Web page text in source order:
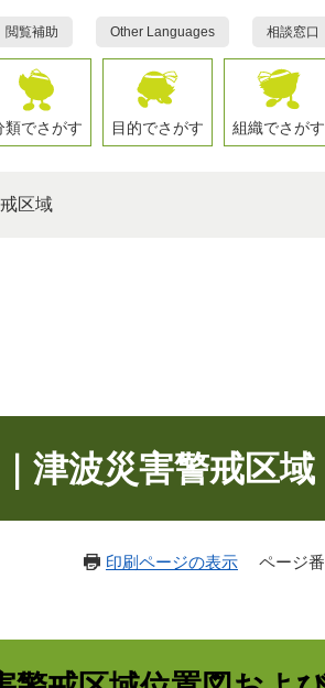
閲覧補助 Other Languages 相談窓口
類でさがす 目的でさがす 組織でさがす
区域
津波災害警戒区域
印刷ページの表示 ページ